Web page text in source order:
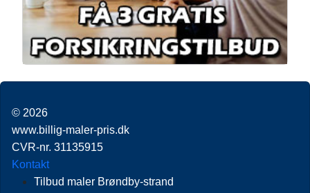
© 2026
www.billig-maler-pris.dk
CVR-nr. 31135915
Kontakt
Tilbud maler Brøndby-strand